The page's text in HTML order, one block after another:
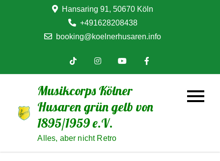
Hansaring 91, 50670 Köln
+491628208438
booking@koelnerhusaren.info
Musikcorps Kölner
Husaren grün gelb von
1895/1959 e.V.
Alles, aber nicht Retro